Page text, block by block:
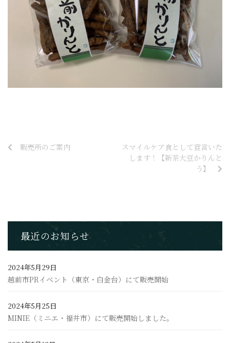
販売所のご案内
スマイルケア食として宣言いた
します！【新茶大豆かりんと
う】
最近のお知らせ
2024年5月29日
越前市PRイベント（東京・白金台）にて販売開始
2024年5月25日
MINIE（ミニエ・福井市）にて販売開始しました。